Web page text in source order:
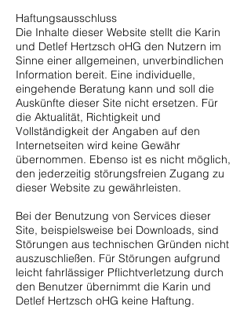
Haftungsausschluss
Die Inhalte dieser Website stellt die Karin
und Detlef Hertzsch oHG den Nutzern im
Sinne einer allgemeinen, unverbindlichen
Information bereit. Eine individuelle,
eingehende Beratung kann und soll die
Auskünfte dieser Site nicht ersetzen. Für
die Aktualität, Richtigkeit und
Vollständigkeit der Angaben auf den
Internetseiten wird keine Gewähr
übernommen. Ebenso ist es nicht möglich,
den jederzeitig störungsfreien Zugang zu
dieser Website zu gewährleisten.
Bei der Benutzung von Services dieser
Site, beispielsweise bei Downloads, sind
Störungen aus technischen Gründen nicht
auszuschließen. Für Störungen aufgrund
leicht fahrlässiger Pflichtverletzung durch
den Benutzer übernimmt die Karin und
Detlef Hertzsch oHG keine Haftung.